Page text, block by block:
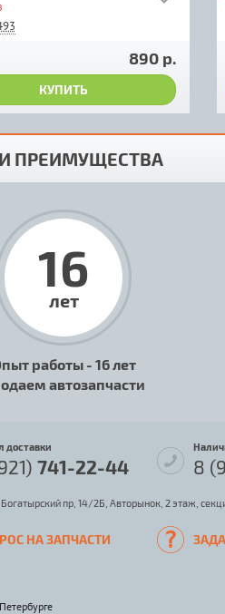
890 р.
КУПИТЬ
ПРЕИМУЩЕСТВА
16
лет
работы - 16 лет
автозапчасти
доставки
741-22-44 8
пр, 14/2Б, Авторынок, 2 этаж,
НА ЗАПЧАСТИ